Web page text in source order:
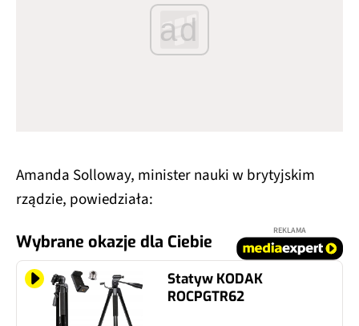
ad
Amanda Solloway, minister nauki w brytyjskim
rządzie, powiedziała:
Wybrane okazje dla Ciebie
REKLAMA
Statyw KODAK
ROCPGTR62